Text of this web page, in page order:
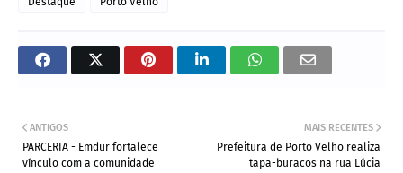
MAIS RECENTES
Prefeitura de Porto Velho realiza
tapa-buracos na rua Lúcia
ANTIGOS
PARCERIA - Emdur fortalece
vínculo com a comunidade